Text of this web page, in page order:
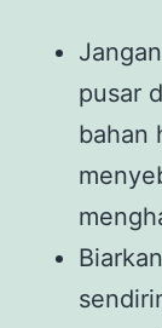
pusar
bahan